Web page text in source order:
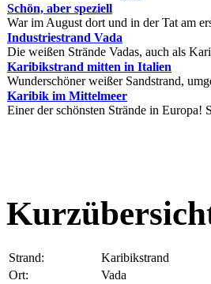
Schön, aber speziell
War im August dort und in der Tat am
Industriestrand Vada
Die weißen Strände Vadas, auch als
Karibikstrand mitten in Italien
Wunderschöner weißer Sandstrand,
Karibik im Mittelmeer
Einer der schönsten Strände in Europa!
Strand:
Karibikstrand
Ort:
Vada